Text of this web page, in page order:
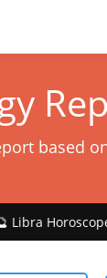
based
Today